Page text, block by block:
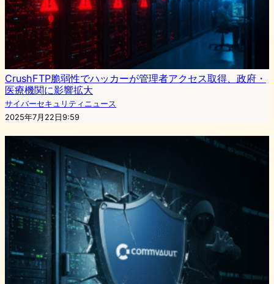
CrushFTP脆弱性でハッカーが管理者アクセス取得、政府・
医療機関に影響拡大
サイバーセキュリティニュース
2025年7月22日9:59